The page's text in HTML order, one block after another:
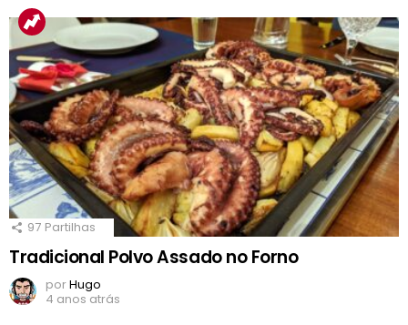
97 Partilhas
Tradicional Polvo Assado no Forno
porHugo
4 anos atrás